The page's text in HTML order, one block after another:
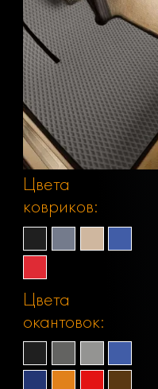
Цвета
ковриков:
Цвета
окантовок: